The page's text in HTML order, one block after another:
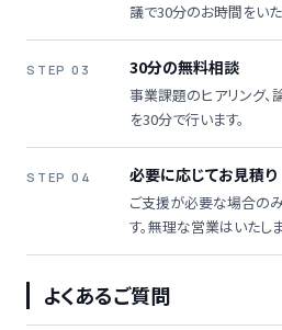
議で30分のお時間をいた
STEP 03 30分の無料相談
事業課題のヒアリング
を30分で行います。
STEP 04 必要に応じてお見積り
ご支援が必要な場合の
す。無理な営業はいたし
よくあるご質問